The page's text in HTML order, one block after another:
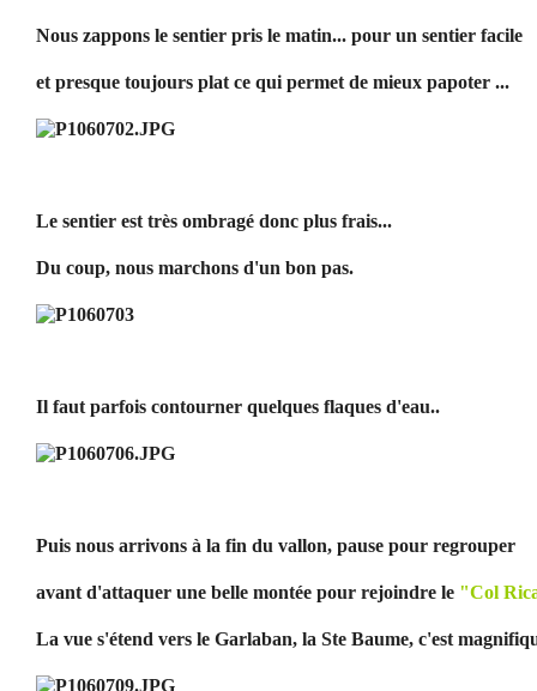
Nous zappons le sentier pris le matin... pour un sentier facile
et presque toujours plat ce qui permet de mieux papoter ...
Le sentier est très ombragé donc plus frais...
Du coup, nous marchons d'un bon pas.
Il faut parfois contourner quelques flaques d'eau..
Puis nous arrivons à la fin du vallon, pause pour regrouper
avant d'attaquer une belle montée pour rejoindre le "Col
La vue s'étend vers le Garlaban, la Ste Baume, c'est